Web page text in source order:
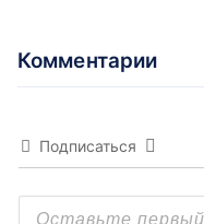
Комментарии
Подписаться